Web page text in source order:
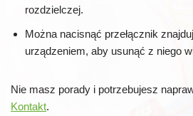
rozdzielczej.
Można nacisnąć przełącznik
urządzeniem, aby usunąć z niego
Nie masz porady i potrzebujesz
Kontakt.